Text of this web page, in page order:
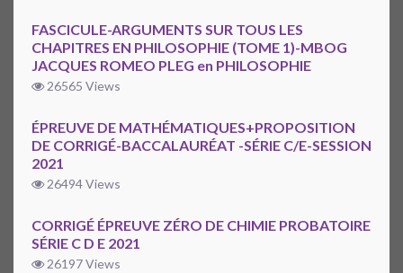
FASCICULE-ARGUMENTS SUR TOUS LES
CHAPITRES EN PHILOSOPHIE (TOME 1)-MBOG
JACQUES ROMEO PLEG en PHILOSOPHIE
26565 Views
ÉPREUVE DE MATHÉMATIQUES+PROPOSITION
DE CORRIGÉ-BACCALAURÉAT -SÉRIE C/E-SESSION
2021
26494 Views
CORRIGÉ ÉPREUVE ZÉRO DE CHIMIE PROBATOIRE
SÉRIE C D E 2021
26197 Views